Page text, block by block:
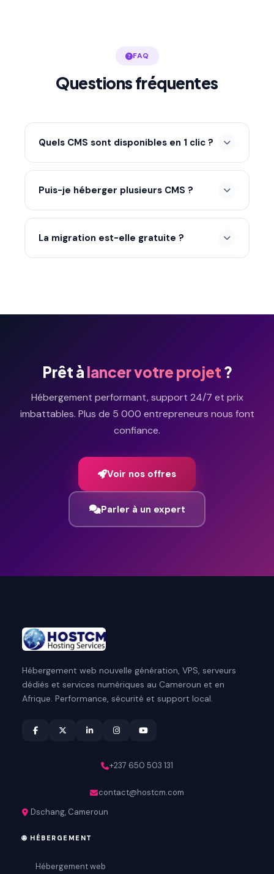
FAQ
Questions fréquentes
Quels CMS sont disponibles en 1 clic ?
WordPress, Joomla, Drupal, PrestaShop, Ghost,
du panneau.
Puis-je héberger plusieurs CMS ?
Oui, selon votre formule vous pouvez héberger
La migration est-elle gratuite ?
Prêt à lancer votre projet ?
Hébergement performant, support 24/7 et prix
imbattables. Plus de 5 000 entrepreneurs nous font
confiance.
Voir nos offres
Parler à un expert
Hébergement web nouvelle génération, VPS, serveurs
dédiés et services numériques au Cameroun et en
Afrique. Performance, sécurité et support local.
+237 650 503 131
contact@hostcm.com
Dschang, Cameroun
🌐 HÉBERGEMENT
Hébergement web